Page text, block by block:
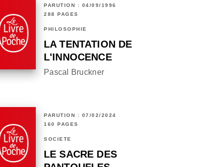
PARUTION : 04/09/1996
288 PAGES
PHILOSOPHIE
LA TENTATION DE
L'INNOCENCE
Pascal Bruckner
PARUTION : 07/02/2024
160 PAGES
SOCIÉTÉ
LE SACRE DES